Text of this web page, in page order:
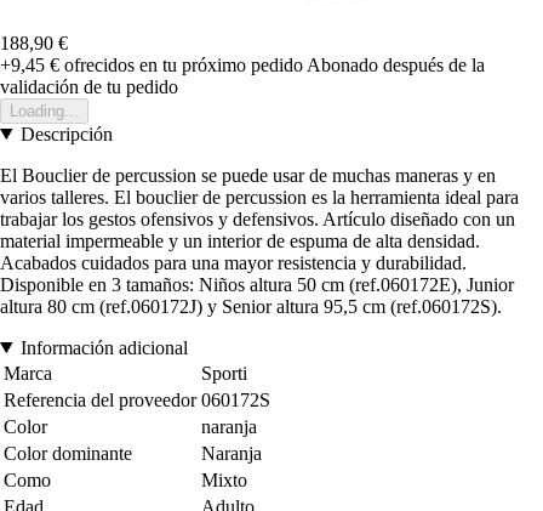
188,90 €
+9,45 € ofrecidos en tu próximo pedido Abonado después de la
validación de tu pedido
Loading...
Descripción
El Bouclier de percussion se puede usar de muchas maneras y en
varios talleres. El bouclier de percussion es la herramienta ideal para
trabajar los gestos ofensivos y defensivos. Artículo diseñado con un
material impermeable y un interior de espuma de alta densidad.
Acabados cuidados para una mayor resistencia y durabilidad.
Disponible en 3 tamaños: Niños altura 50 cm (ref.060172E), Junior
altura 80 cm (ref.060172J) y Senior altura 95,5 cm (ref.060172S).
Información adicional
Marca
Sporti
Referencia del proveedor 060172S
Color
naranja
Color dominante
Naranja
Como
Mixto
Edad
Adulto